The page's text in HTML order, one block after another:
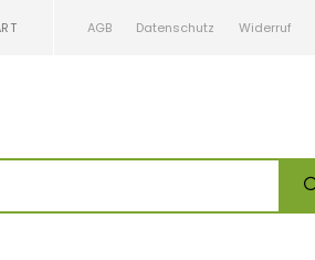
AGB Datenschutz Widerruf